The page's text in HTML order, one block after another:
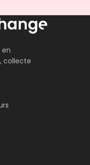
en
collecte